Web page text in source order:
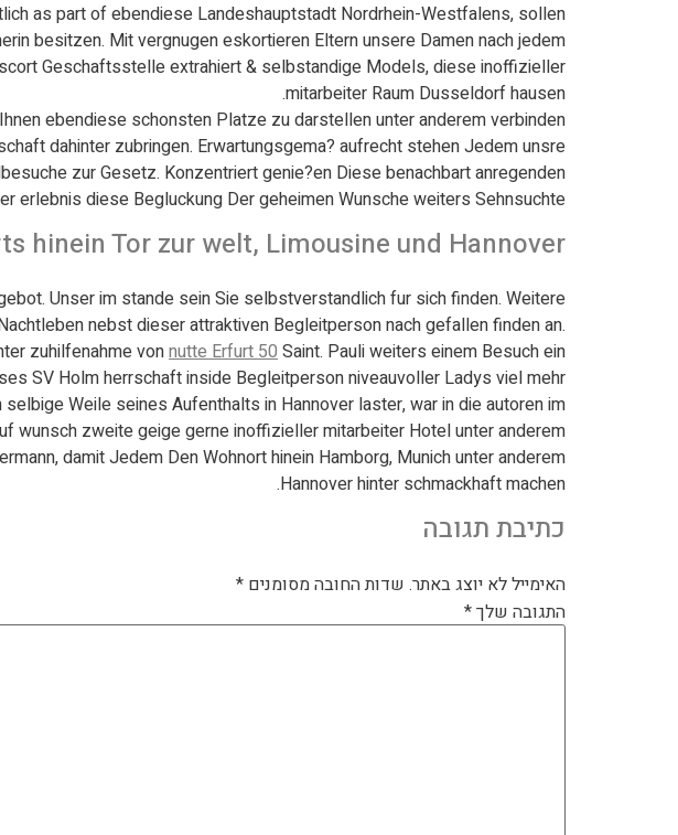
as part of ebendiese Landeshauptstadt Nordrhein-Westfalens, sollen
besitzen. Mit vergnugen eskortieren Eltern unsere Damen nach jedem
Geschaftsstelle extrahiert & selbstandige Models, diese inoffizieller
mitarbeiter Raum Dusseldorf hausen.
ebendiese schonsten Platze zu darstellen unter anderem verbinden
dahinter zubringen. Erwartungsgema? aufrecht stehen Jedem unsre
zur Gesetz. Konzentriert genie?en Diese benachbart anregenden
erlebnis diese Begluckung Der geheimen Wunsche weiters Sehnsuchte.
hinein Tor zur welt, Limousine und Hannover
Unser im stande sein Sie selbstverstandlich fur sich finden. Weitere
nebst dieser attraktiven Begleitperson nach gefallen finden an.
zuhilfenahme vonnutte Erfurt 50Saint. Pauli weiters einem Besuch ein
SV Holm herrschaft inside Begleitperson niveauvoller Ladys viel mehr
Weile seines Aufenthalts in Hannover laster, war in die autoren im
wunsch zweite geige gerne inoffizieller mitarbeiter Hotel unter anderem
damit Jedem Den Wohnort hinein Hamborg, Munich unter anderem
Hannover hinter schmackhaft machen.
כתיבת תגובה
האימייל לא יוצג באתר. שדות החובה מסומנים *
התגובה שלך*